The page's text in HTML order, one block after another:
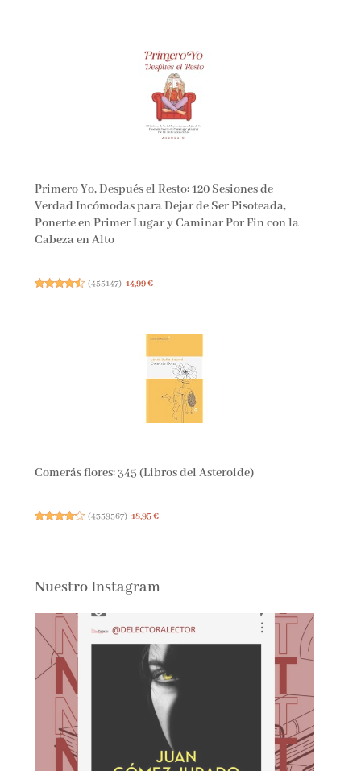
Primero Yo, Después el Resto: 120 Sesiones de
Verdad Incómodas para Dejar de Ser Pisoteada,
Ponerte en Primer Lugar y Caminar Por Fin con la
Cabeza en Alto
(455147) 14,99 €
Comerás flores: 345 (Libros del Asteroide)
(4359567) 18,95 €
Nuestro Instagram